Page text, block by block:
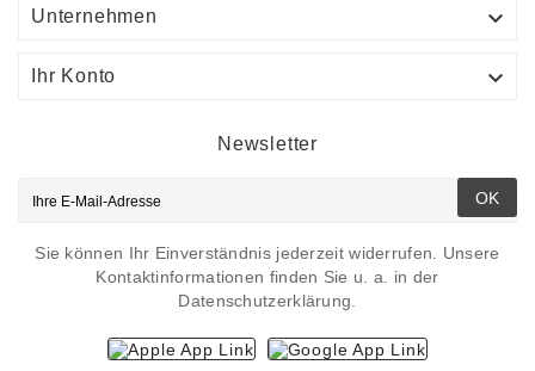
Unternehmen 
Ihr Konto 
Newsletter
OK
Sie können Ihr Einverständnis jederzeit widerrufen. Unsere
Kontaktinformationen finden Sie u. a. in der
Datenschutzerklärung.